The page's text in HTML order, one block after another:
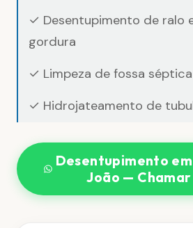
✓ Desentupimento de ralo
gordura
✓ Limpeza de fossa
✓ Hidrojateamento de
Desentupimento
João —